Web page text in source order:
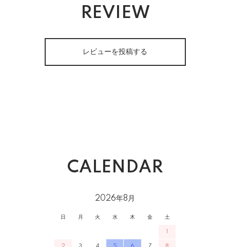
REVIEW
レビューを投稿する
CALENDAR
2026年8月
日 月 火 水 木 金 土
1